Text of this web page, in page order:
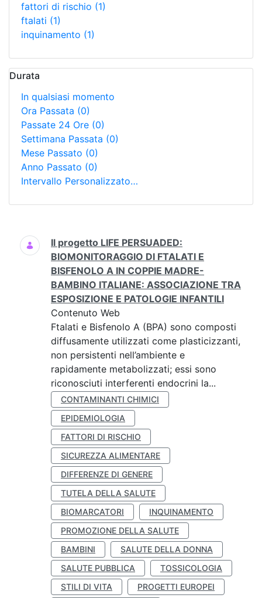
fattori di rischio (1)
ftalati (1)
inquinamento (1)
Durata
In qualsiasi momento
Ora Passata (0)
Passate 24 Ore (0)
Settimana Passata (0)
Mese Passato (0)
Anno Passato (0)
Intervallo Personalizzato…
Ricerca
Il progetto LIFE PERSUADED:
BIOMONITORAGGIO DI FTALATI E
BISFENOLO A IN COPPIE MADRE-
BAMBINO ITALIANE: ASSOCIAZIONE TRA
ESPOSIZIONE E PATOLOGIE INFANTILI
Contenuto Web
Ftalati e Bisfenolo A (BPA) sono composti
diffusamente utilizzati come plasticizzanti,
non persistenti nell’ambiente e
rapidamente metabolizzati; essi sono
riconosciuti interferenti endocrini la...
CONTAMINANTI CHIMICI
EPIDEMIOLOGIA
FATTORI DI RISCHIO
SICUREZZA ALIMENTARE
DIFFERENZE DI GENERE
TUTELA DELLA SALUTE
BIOMARCATORI
INQUINAMENTO
PROMOZIONE DELLA SALUTE
BAMBINI
SALUTE DELLA DONNA
SALUTE PUBBLICA
TOSSICOLOGIA
STILI DI VITA
PROGETTI EUROPEI